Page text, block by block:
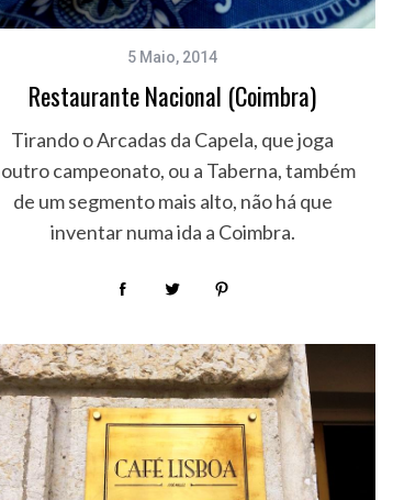
5 Maio, 2014
Restaurante Nacional (Coimbra)
Tirando o Arcadas da Capela, que joga
campeonato, ou a Taberna, também
de um segmento mais alto, não há que
inventar numa ida a Coimbra.